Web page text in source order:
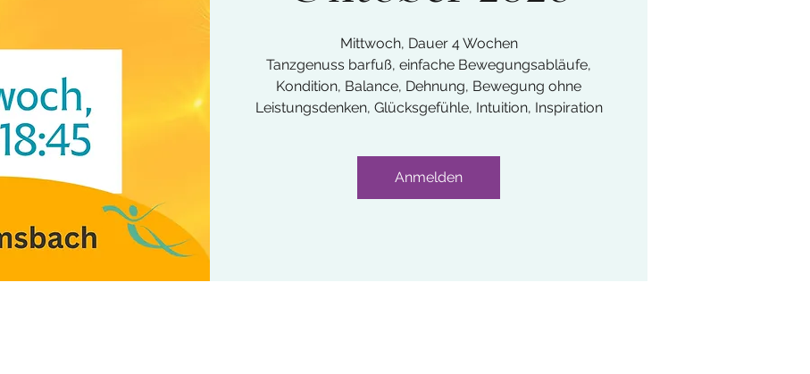
Mittwoch, Dauer 4 Wochen
Tanzgenuss barfuß, einfache Bewegungsabläufe,
Kondition, Balance, Dehnung, Bewegung ohne
Leistungsdenken, Glücksgefühle, Intuition, Inspiration
Anmelden